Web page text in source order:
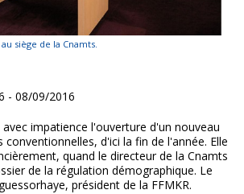
siège de la Cnamts.
- 08/09/2016
impatience l'ouverture d'un nouveau
conventionnelles, d'ici la fin de l'année. Elle
quand le directeur de la Cnamts
de la régulation démographique. Le
président de la FFMKR.